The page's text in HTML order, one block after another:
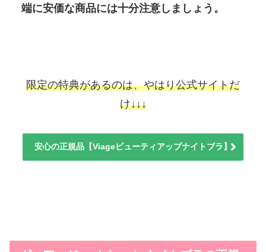
端に安価な商品には十分注意しましょう。
限定の特典があるのは、やはり公式サイトだ
け↓↓↓
安心の正規品【Viageビューティアップナイトブラ】